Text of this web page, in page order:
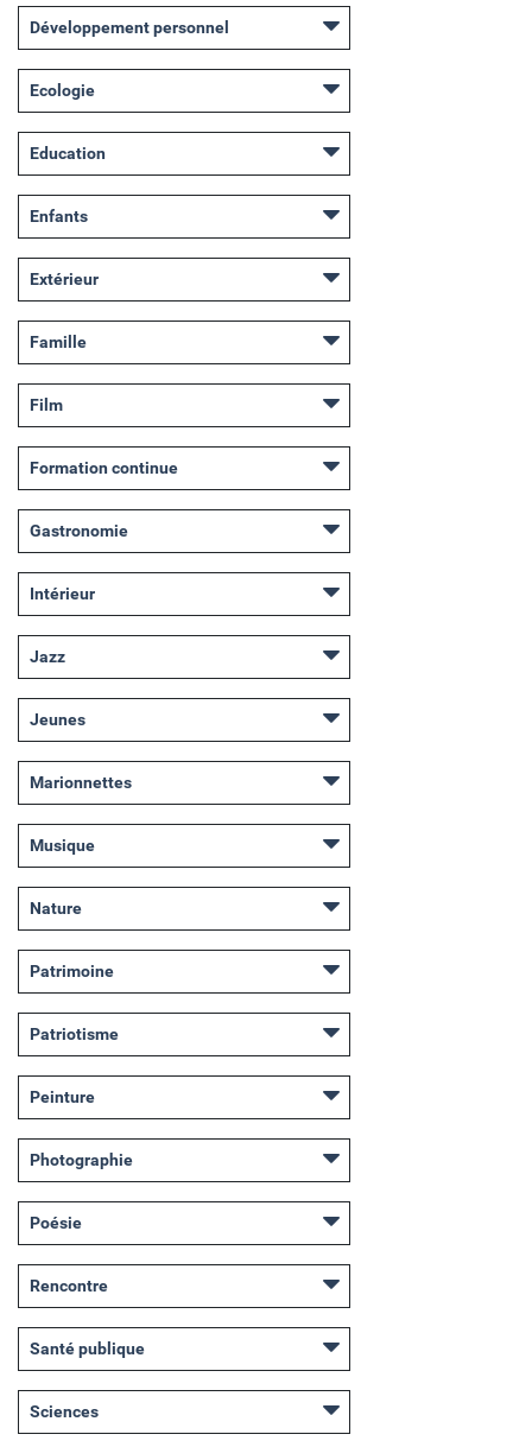
Développement personnel
Ecologie
Education
Enfants
Extérieur
Famille
Film
Formation continue
Gastronomie
Intérieur
Jazz
Jeunes
Marionnettes
Musique
Nature
Patrimoine
Patriotisme
Peinture
Photographie
Poésie
Rencontre
Santé publique
Sciences